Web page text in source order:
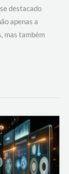
destacado
apenas a
mas também